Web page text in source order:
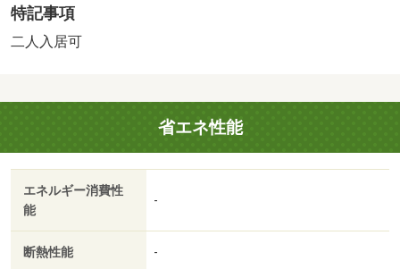
ンターホンで防犯面安心♪◆不在時に助かる宅配ボックス
◆浴室乾燥機あり◆良和ハウスまでお気軽にお問い合わせ
特記事項
二人入居可
省エネ性能
エネルギー消費性
能
-
断熱性能 -